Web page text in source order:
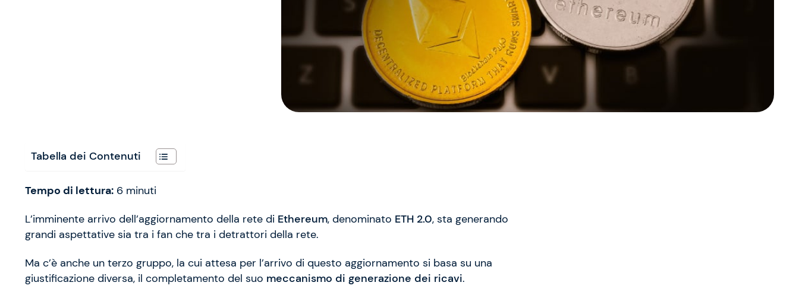
Tabella dei Contenuti
Tempo di lettura: 6 minuti
L’imminente arrivo dell’aggiornamento della rete di Ethereum, denominato ETH 2.0, sta generando
grandi aspettative sia tra i fan che tra i detrattori della rete.
Ma c’è anche un terzo gruppo, la cui attesa per l’arrivo di questo aggiornamento si basa su una
giustificazione diversa, il completamento del suo meccanismo di generazione dei ricavi.